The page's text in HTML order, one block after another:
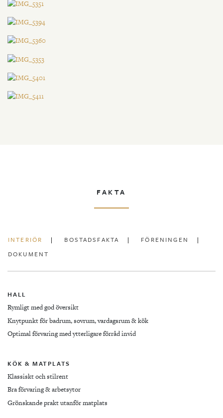
FAKTA
INTERIÖR BOSTADSFAKTA
FÖRENINGEN
DOKUMENT
HALL
Rymligt med god översikt
Knytpunkt för badrum, sovrum, vardagsrum & kök
Optimal förvaring med ytterligare förråd invid
KÖK & MATPLATS
Klassiskt och stilrent
Bra förvaring & arbetsytor
Grönskande prakt utanför matplats